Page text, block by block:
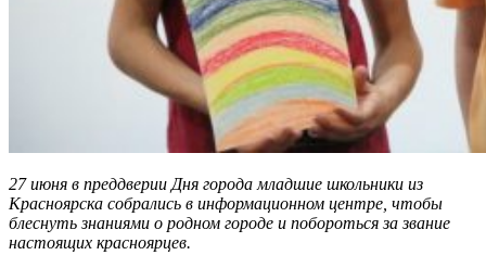
27 июня в преддверии Дня города младшие школьники из
Красноярска собрались в информационном центре, чтобы
блеснуть знаниями о родном городе и побороться за звание
настоящих красноярцев.